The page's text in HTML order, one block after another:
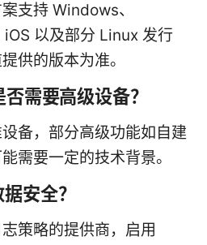
支持 Windows、
以及部分 Linux 发行
供的版本为准。
需要高级设备？
备，部分高级功能如自建
需要一定的技术背景。
安全？
策略的提供商，启用